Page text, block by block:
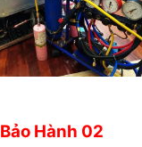
Hành 02